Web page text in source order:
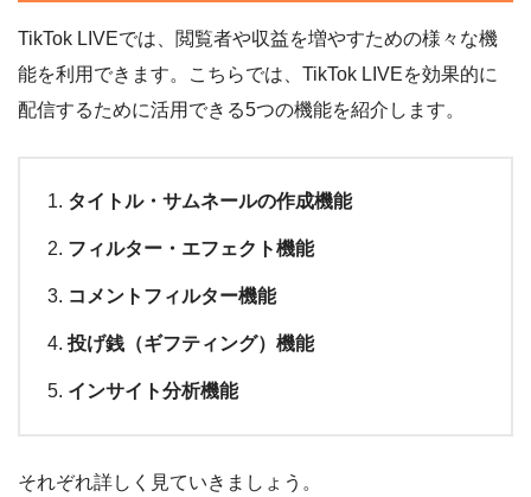
TikTok LIVEでは、閲覧者や収益を増やすための様々な機
能を利用できます。こちらでは、TikTok LIVEを効果的に
配信するために活用できる5つの機能を紹介します。
タイトル・サムネールの作成機能
フィルター・エフェクト機能
コメントフィルター機能
投げ銭（ギフティング）機能
インサイト分析機能
それぞれ詳しく見ていきましょう。